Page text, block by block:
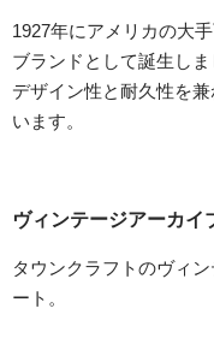
1927年にアメリカの大
ブランドとして誕生しま
デザイン性と耐久性を
います。
ヴィンテージアーカイ
タウンクラフトのヴィ
ート。